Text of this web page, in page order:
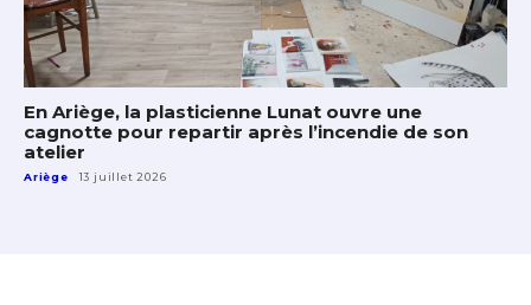
En Ariège, la plasticienne Lunat ouvre une
cagnotte pour repartir après l’incendie de son
atelier
Ariège 13 juillet 2026